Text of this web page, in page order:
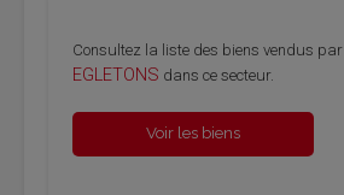
Consul­tez la liste des biens ven­dus par
EGLE­TONS dans ce sec­teur.
Voir les biens